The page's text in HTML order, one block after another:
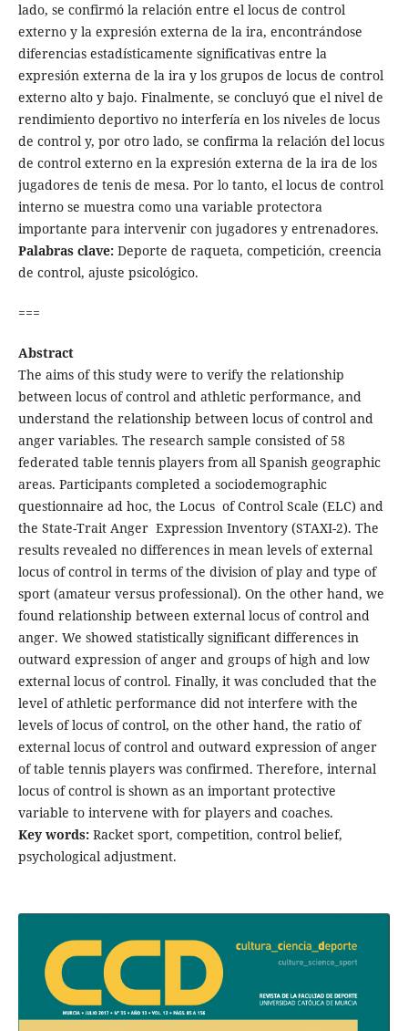
lado, se confirmó la relación entre el locus de control
externo y la expresión externa de la ira, encontrándose
diferencias estadísticamente significativas entre la
expresión externa de la ira y los grupos de locus de control
externo alto y bajo. Finalmente, se concluyó que el nivel de
rendimiento deportivo no interfería en los niveles de locus
de control y, por otro lado, se confirma la relación del locus
de control externo en la expresión externa de la ira de los
jugadores de tenis de mesa. Por lo tanto, el locus de control
interno se muestra como una variable protectora
importante para intervenir con jugadores y entrenadores.
Palabras clave:Deporte de raqueta, competición, creencia
de control, ajuste psicológico.
===
Abstract
The aims of this study were to verify the relationship
between locus of control and athletic performance, and
understand the relationship between locus of control and
anger variables. The research sample consisted of 58
federated table tennis players from all Spanish geographic
areas. Participants completed a sociodemographic
questionnaire ad hoc, the Locus of Control Scale (ELC) and
the State-Trait Anger Expression Inventory (STAXI-2). The
results revealed no differences in mean levels of external
locus of control in terms of the division of play and type of
sport (amateur versus professional). On the other hand, we
found relationship between external locus of control and
anger. We showed statistically significant differences in
outward expression of anger and groups of high and low
external locus of control. Finally, it was concluded that the
level of athletic performance did not interfere with the
levels of locus of control, on the other hand, the ratio of
external locus of control and outward expression of anger
of table tennis players was confirmed. Therefore, internal
locus of control is shown as an important protective
variable to intervene with for players and coaches.
Key words:Racket sport, competition, control belief,
psychological adjustment.